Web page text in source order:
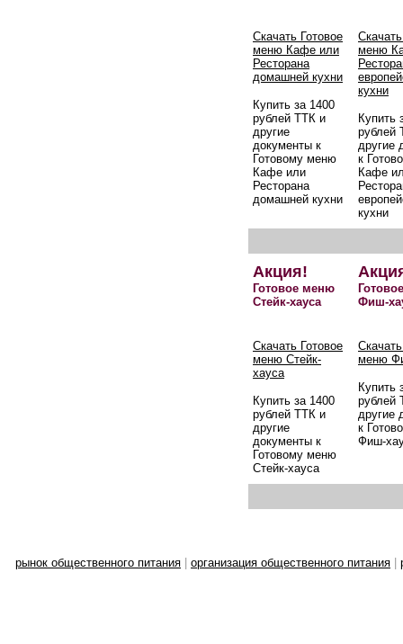
Скачать Готовое
меню Кафе или
Ресторана
домашней кухни
Купить за 1400
рублей ТТК и
другие
документы к
Готовому меню
Кафе или
Ресторана
домашней кухни
меню
кухни
Купить
рублей
другие
к
Кафе
кухни
Акция!
Готовое меню
Стейк-хауса
Фиш-
Скачать Готовое
меню Стейк-
хауса
Купить за 1400
рублей ТТК и
другие
документы к
Готовому меню
Стейк-хауса
меню
Купить
рублей
другие
к
Фиш-
рынок общественного питания организация общественного питания